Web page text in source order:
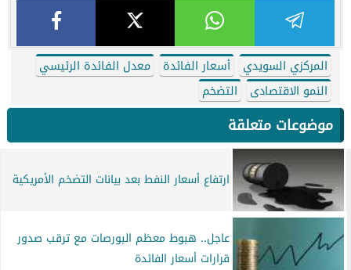
المركزي السويدي أسعار الفائدة
معدل الفائدة الرئيسي
النمو الاقتصادى
التضخم
موضوعات متعلقة
ارتفاع أسعار النفط بعد بيانات التضخم الأمريكية
عاجل.. هبوط معظم البورصات مع ترقب صدور
قرارات أسعار الفائدة